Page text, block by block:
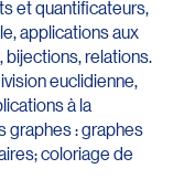
et quantificateurs,
applications aux
relations.
euclidienne,
à la
graphes : graphes
coloriage de